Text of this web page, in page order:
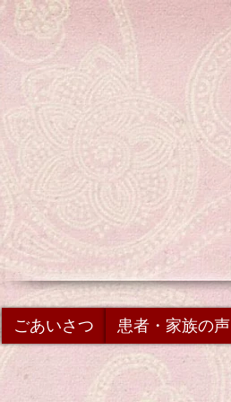
ごあいさつ 患者・家族の声